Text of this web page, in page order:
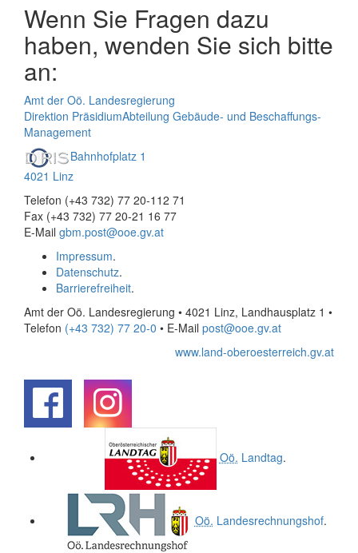
Wenn Sie Fragen dazu
haben, wenden Sie sich bitte
an:
Amt der Oö. Landesregierung
Direktion PräsidiumAbteilung Gebäude- und Beschaffungs-
Management
Bahnhofplatz 1
4021 Linz
Telefon (+43 732) 77 20-112 71
Fax (+43 732) 77 20-21 16 77
E-Mail gbm.post@ooe.gv.at
Impressum.
Datenschutz.
Barrierefreiheit.
Amt der Oö. Landesregierung • 4021 Linz, Landhausplatz 1 •
Telefon (+43 732) 77 20-0 • E-Mail post@ooe.gv.at
www.land-oberoesterreich.gv.at
Oö. Landtag.
Oö. Landesrechnungshof.